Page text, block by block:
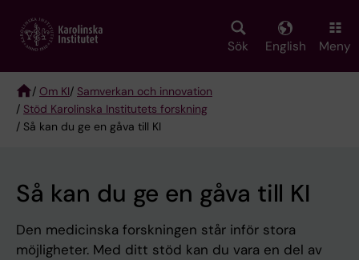
main
Sök English Meny
Breadcrumb
/ Om KI/ Samverkan och innovation
/ Stöd Karolinska Institutets forskning
/ Så kan du ge en gåva till KI
Så kan du ge en gåva till KI
Den medicinska forskningen står inför stora
möjligheter. Med ditt stöd kan du vara en del av